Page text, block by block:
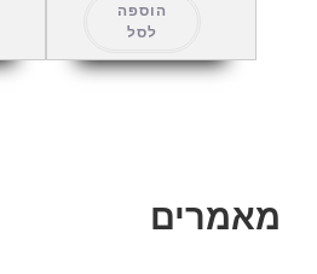
הוספה
לסל
מאמרים